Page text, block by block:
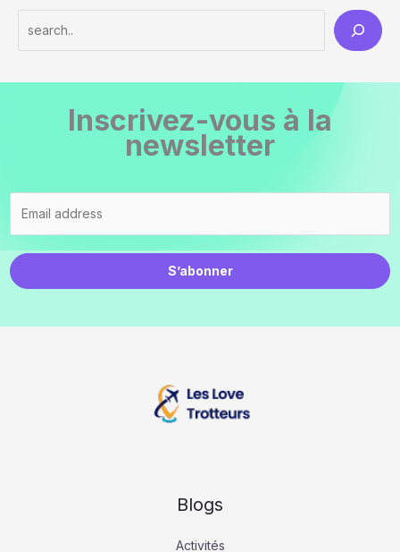
Inscrivez-vous à la
newsletter
S’abonner
Blogs
Activités